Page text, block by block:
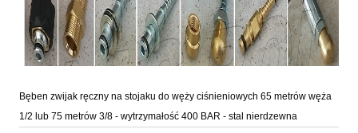
Bęben zwijak ręczny na stojaku do węży ciśnieniowych 65 metrów węża
1/2 lub 75 metrów 3/8 - wytrzymałość 400 BAR - stal nierdzewna